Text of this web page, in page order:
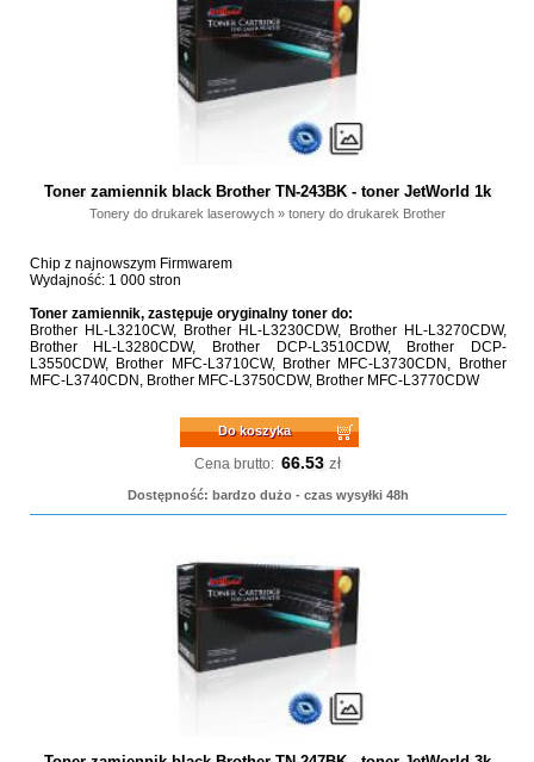
Toner zamiennik black Brother TN-243BK - toner JetWorld 1k
Tonery do drukarek laserowych »tonery do drukarek Brother
Chip z najnowszym Firmwarem
Wydajność: 1 000 stron
Toner zamiennik, zastępuje oryginalny toner do:
Brother HL-L3210CW, Brother HL-L3230CDW, Brother HL-L3270CDW,
Brother HL-L3280CDW, Brother DCP-L3510CDW, Brother DCP-
L3550CDW, Brother MFC-L3710CW, Brother MFC-L3730CDN, Brother
MFC-L3740CDN, Brother MFC-L3750CDW, Brother MFC-L3770CDW
Do koszyka
Cena brutto: 66.53 zł
Dostępność: bardzo dużo - czas wysyłki 48h